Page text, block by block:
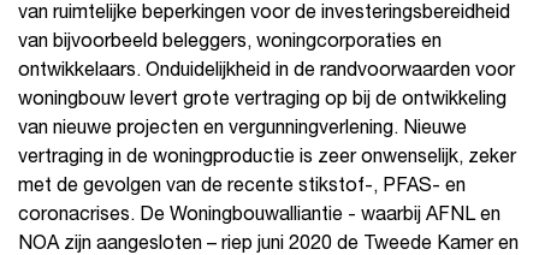
van ruimtelijke beperkingen voor de investeringsbereidheid
van bijvoorbeeld beleggers, woningcorporaties en
ontwikkelaars. Onduidelijkheid in de randvoorwaarden voor
woningbouw levert grote vertraging op bij de ontwikkeling
van nieuwe projecten en vergunningverlening. Nieuwe
vertraging in de woningproductie is zeer onwenselijk, zeker
met de gevolgen van de recente stikstof-, PFAS- en
coronacrises. De Woningbouwalliantie - waarbij AFNL en
NOA zijn aangesloten – riep juni 2020 de Tweede Kamer en